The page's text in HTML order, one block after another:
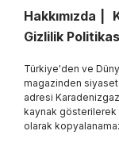
Hakkımızda
Gizlilik
Türkiye'den ve
magazinden
adresi
kaynak gösterilerek
olarak